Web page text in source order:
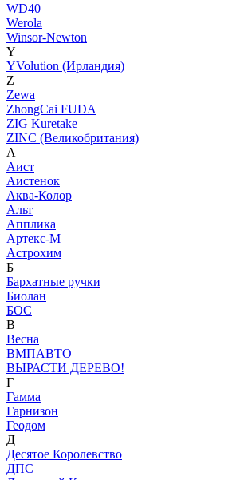
WD40
Werola
Winsor-Newton
Y
YVolution (Ирландия)
Z
Zewa
ZhongCai FUDA
ZIG Kuretake
ZINC (Великобритания)
А
Аист
Аистенок
Аква-Колор
Альт
Апплика
Артекс-М
Астрохим
Б
Бархатные ручки
Биолан
БОС
В
Весна
ВМПАВТО
ВЫРАСТИ ДЕРЕВО!
Г
Гамма
Гарнизон
Геодом
Д
Десятое Королевство
ДПС